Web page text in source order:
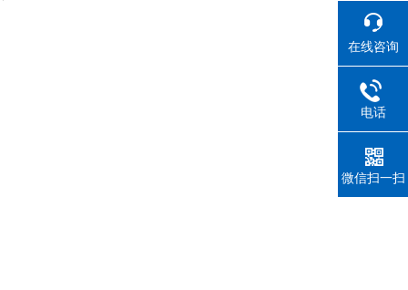
在线咨询
电话
微信扫一扫